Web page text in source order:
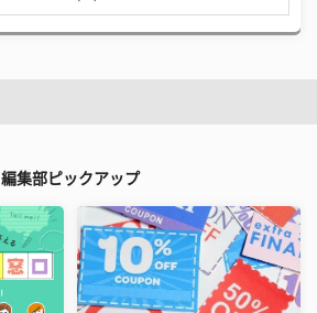
編集部ピックアップ